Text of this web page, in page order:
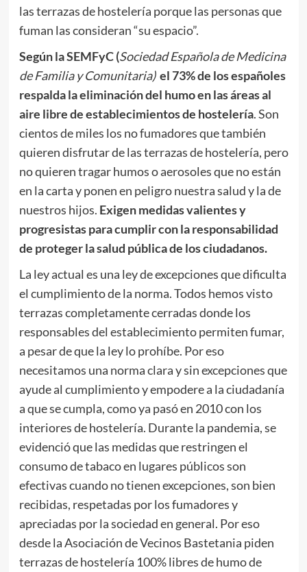
las terrazas de hostelería porque las personas que
fuman las consideran “su espacio”.
Según la SEMFyC (Sociedad Española de Medicina
de Familia y Comunitaria) el 73% de los españoles
respalda la eliminación del humo en las áreas al
aire libre de establecimientos de hostelería. Son
cientos de miles los no fumadores que también
quieren disfrutar de las terrazas de hostelería, pero
no quieren tragar humos o aerosoles que no están
en la carta y ponen en peligro nuestra salud y la de
nuestros hijos. Exigen medidas valientes y
progresistas para cumplir con la responsabilidad
de proteger la salud pública de los ciudadanos.
La ley actual es una ley de excepciones que dificulta
el cumplimiento de la norma. Todos hemos visto
terrazas completamente cerradas donde los
responsables del establecimiento permiten fumar,
a pesar de que la ley lo prohíbe. Por eso
necesitamos una norma clara y sin excepciones que
ayude al cumplimiento y empodere a la ciudadanía
a que se cumpla, como ya pasó en 2010 con los
interiores de hostelería. Durante la pandemia, se
evidenció que las medidas que restringen el
consumo de tabaco en lugares públicos son
efectivas cuando no tienen excepciones, son bien
recibidas, respetadas por los fumadores y
apreciadas por la sociedad en general. Por eso
desde la Asociación de Vecinos Bastetania piden
terrazas de hostelería 100% libres de humo de